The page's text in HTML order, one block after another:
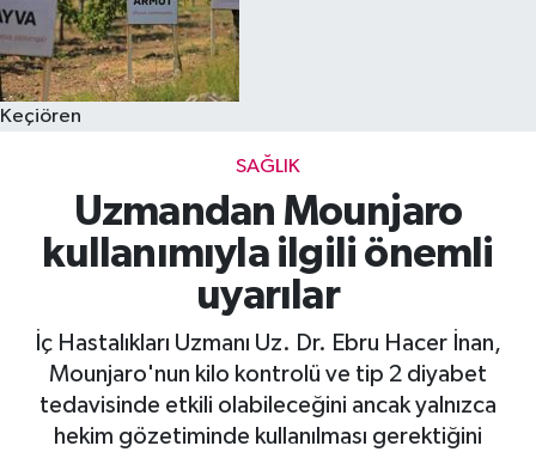
Keçiören
SAĞLIK
Uzmandan Mounjaro
kullanımıyla ilgili önemli
uyarılar
İç Hastalıkları Uzmanı Uz. Dr. Ebru Hacer İnan,
Mounjaro'nun kilo kontrolü ve tip 2 diyabet
tedavisinde etkili olabileceğini ancak yalnızca
hekim gözetiminde kullanılması gerektiğini